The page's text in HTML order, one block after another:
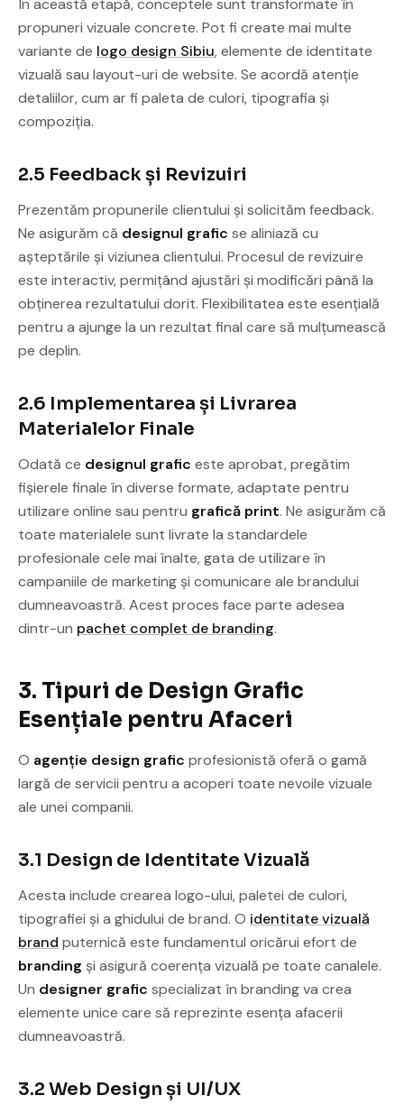
În această etapă, conceptele sunt transformate în
propuneri vizuale concrete. Pot fi create mai multe
variante de logo design Sibiu, elemente de identitate
vizuală sau layout-uri de website. Se acordă atenție
detaliilor, cum ar fi paleta de culori, tipografia și
compoziția.
2.5 Feedback și Revizuiri
Prezentăm propunerile clientului și solicităm feedback.
Ne asigurăm că designul grafic se aliniază cu
așteptările și viziunea clientului. Procesul de revizuire
este interactiv, permițând ajustări și modificări până la
obținerea rezultatului dorit. Flexibilitatea este esențială
pentru a ajunge la un rezultat final care să mulțumească
pe deplin.
2.6 Implementarea și Livrarea
Materialelor Finale
Odată ce designul grafic este aprobat, pregătim
fișierele finale în diverse formate, adaptate pentru
utilizare online sau pentru grafică print. Ne asigurăm că
toate materialele sunt livrate la standardele
profesionale cele mai înalte, gata de utilizare în
campaniile de marketing și comunicare ale brandului
dumneavoastră. Acest proces face parte adesea
dintr-un pachet complet de branding.
3. Tipuri de Design Grafic
Esențiale pentru Afaceri
O agenție design grafic profesionistă oferă o gamă
largă de servicii pentru a acoperi toate nevoile vizuale
ale unei companii.
3.1 Design de Identitate Vizuală
Acesta include crearea logo-ului, paletei de culori,
tipografiei și a ghidului de brand. O identitate vizuală
brand puternică este fundamentul oricărui efort de
branding și asigură coerența vizuală pe toate canalele.
Un designer grafic specializat în branding va crea
elemente unice care să reprezinte esența afacerii
dumneavoastră.
3.2 Web Design și UI/UX